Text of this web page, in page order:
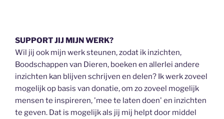
SUPPORT JIJ MIJN WERK?
Wil jij ook mijn werk steunen, zodat ik inzichten,
Boodschappen van Dieren, boeken en allerlei andere
inzichten kan blijven schrijven en delen? Ik werk zoveel
mogelijk op basis van donatie, om zo zoveel mogelijk
mensen te inspireren, 'mee te laten doen' en inzichten
te geven. Dat is mogelijk als jij mij helpt door middel